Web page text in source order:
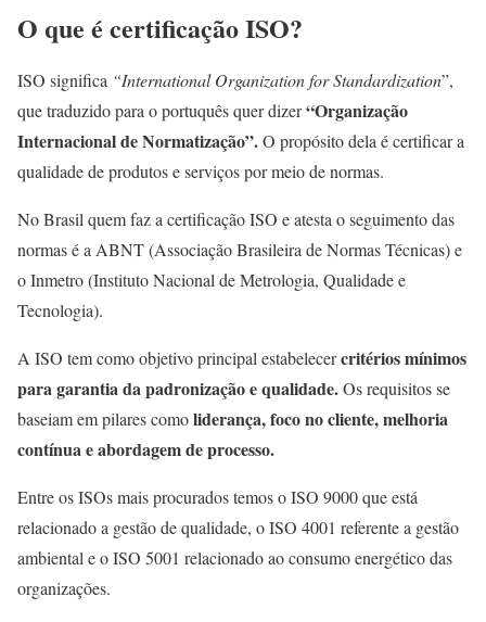
O que é certificação ISO?
ISO significa “International Organization for Standardization”,
que traduzido para o portuquês quer dizer“Organização
Internacional de Normatização”.O propósito dela é certificar a
qualidade de produtos e serviços por meio de normas.
No Brasil quem faz a certificação ISO e atesta o seguimento das
normas é a ABNT (Associação Brasileira de Normas Técnicas) e
o Inmetro (Instituto Nacional de Metrologia, Qualidade e
Tecnologia).
A ISO tem como objetivo principal estabelecercritérios mínimos
para garantia da padronização e qualidade.Os requisitos se
baseiam em pilares comoliderança, foco no cliente, melhoria
contínua e abordagem de processo.
Entre os ISOs mais procurados temos o ISO 9000 que está
relacionado a gestão de qualidade, o ISO 4001 referente a gestão
ambiental e o ISO 5001 relacionado ao consumo energético das
organizações.